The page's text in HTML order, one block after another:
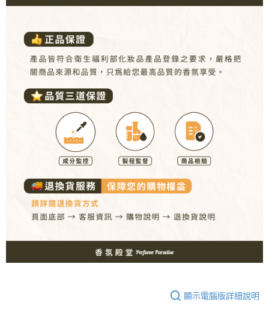
恩沛科技股份有限公司將有權停止該用戶之使用額度並採取法律行動。
顯示電腦版詳細說明